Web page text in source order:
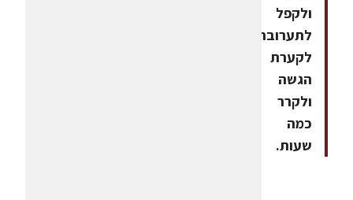
ולקפל
לתערובת.לצקת
לקערת
הגשה
ולקרר
כמה
שעות.